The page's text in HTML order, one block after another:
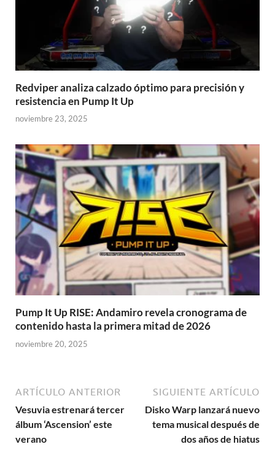
Redviper analiza calzado óptimo para precisión y
resistencia en Pump It Up
noviembre 23, 2025
Pump It Up RISE: Andamiro revela cronograma de
contenido hasta la primera mitad de 2026
noviembre 20, 2025
ARTÍCULO ANTERIOR
Vesuvia estrenará tercer
álbum ‘Ascension’ este
verano
SIGUIENTE ARTÍCULO
Disko Warp lanzará nuevo
tema musical después de
dos años de hiatus